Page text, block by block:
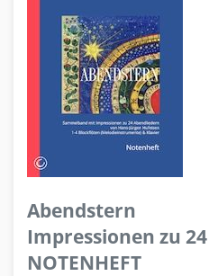
Abendstern
Impressionen zu
NOTENHEFT